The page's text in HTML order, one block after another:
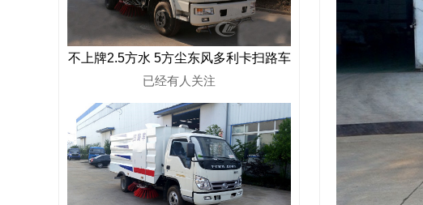
不上牌2.5方水 5方尘东风多利卡扫路车
已经有人关注